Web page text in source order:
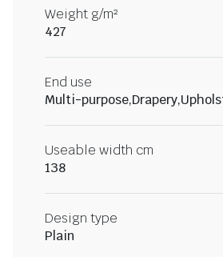
Weight g/m²
427
End use
Multi-
Useable width cm
138
Design type
Plain